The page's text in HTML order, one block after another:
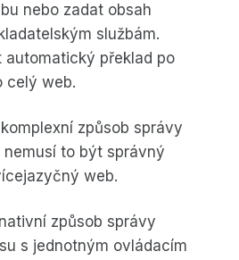
nebo zadat obsah
službám.
automatický překlad po
celý web.
způsob správy
to být správný
web.
způsob správy
s jednotným ovládacím